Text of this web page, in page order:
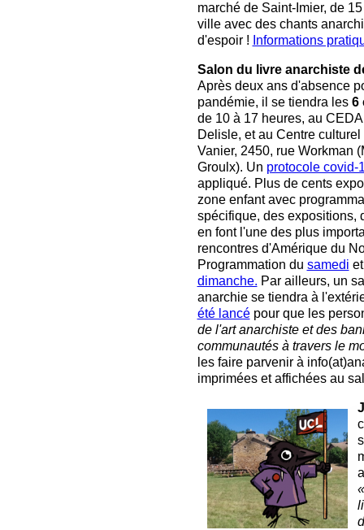
marché de Saint-Imier, de
ville avec des chants
d'espoir ! Informations
Salon du livre anarchiste
Après deux ans d'absence
pandémie, il se tiendra les 6
de 10 à 17 heures, au
Delisle, et au Centre culturel
Vanier, 2450, rue Workman
Groulx). Un protocole covid-
appliqué. Plus de cents
zone enfant avec
spécifique, des expositions,
en font l'une des plus
rencontres d'Amérique du
Programmation du samedi
dimanche. Par ailleurs, un
anarchie se tiendra à
été lancépour que les
de l'art anarchiste et des
communautés à travers le
les faire parvenir à
imprimées et affichées au